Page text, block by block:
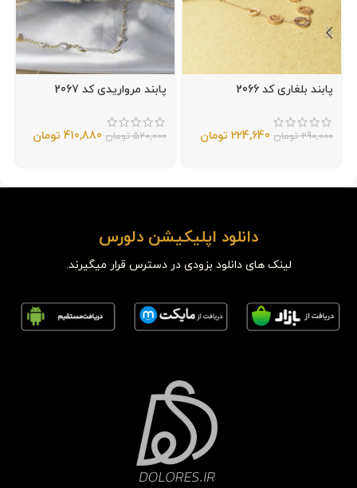
پابند بلغاری کد 2066
290,000 تومان 224,640 تومان
پابند مرواریدی کد 2067
520,000 تومان 410,880 تومان
دانلود اپلیکیشن دلورس
لینک های دانلود بزودی در دسترس قرار میگیرند.